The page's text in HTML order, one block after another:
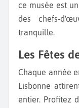
ce musée est
des chefs-
tranquille.
Les Fêtes
Chaque année entre le 1er et le 30 juin, les Fêtes de
Lisbonne
entier. Profitez